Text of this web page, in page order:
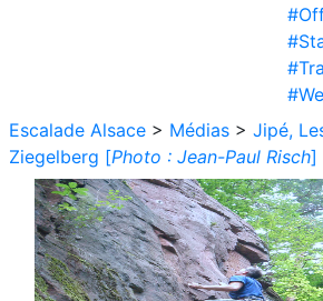
Escalade Alsace > Médias > Jipé,
Ziegelberg [Photo : Jean-Paul Risch]